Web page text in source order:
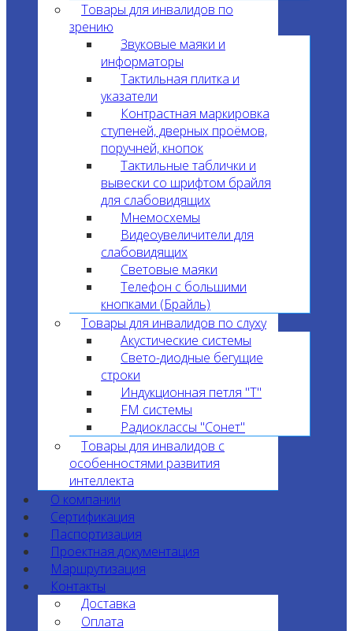
Товары для инвалидов по
зрению
Звуковые маяки и
информаторы
Тактильная плитка и
указатели
Контрастная маркировка
ступеней, дверных проёмов,
поручней, кнопок
Тактильные таблички и
вывески со шрифтом брайля
для слабовидящих
Мнемосхемы
Видеоувеличители для
слабовидящих
Световые маяки
Телефон с большими
кнопками (Брайль)
Товары для инвалидов по слуху
Акустические системы
Свето-диодные бегущие
строки
Индукционная петля "T"
FM системы
Радиоклассы "Сонет"
Товары для инвалидов с
особенностями развития
интеллекта
О компании
Сертификация
Паспортизация
Проектная документация
Маршрутизация
Контакты
Доставка
Оплата